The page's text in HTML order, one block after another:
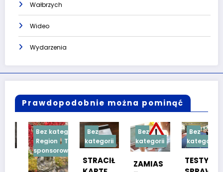
Wałbrzych
Wideo
Wydarzenia
Prawdopodobnie można pominąć
Bez kategorii
Region
Treść
sponsorowana
Bez
kategorii
STRACIŁ
Bez
kategorii
ZAMIAS
Bez
kategorii
TESTY